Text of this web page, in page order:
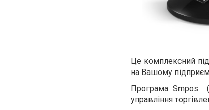
Це комплексний
на Вашому
Програма Smpos
управління